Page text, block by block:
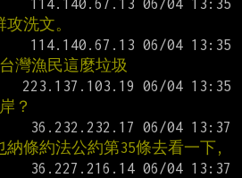
洗文。
灣漁民這麼垃圾
？
條約法公約第35條去看一下,